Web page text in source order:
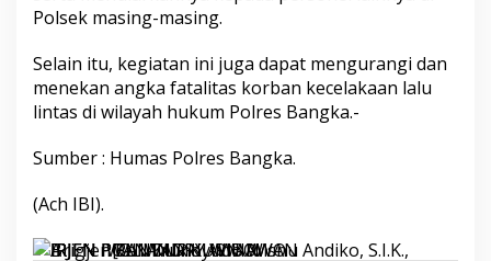
Polsek masing-masing.
Selain itu, kegiatan ini juga dapat mengurangi dan
menekan angka fatalitas korban kecelakaan lalu
lintas di wilayah hukum Polres Bangka.-
Sumber : Humas Polres Bangka.
(Ach IBI).